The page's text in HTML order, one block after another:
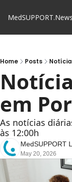
MedSUPPORT.News
Home Posts
em
As notícias
às 12:00h
MedSUPPORT
May 20, 2026